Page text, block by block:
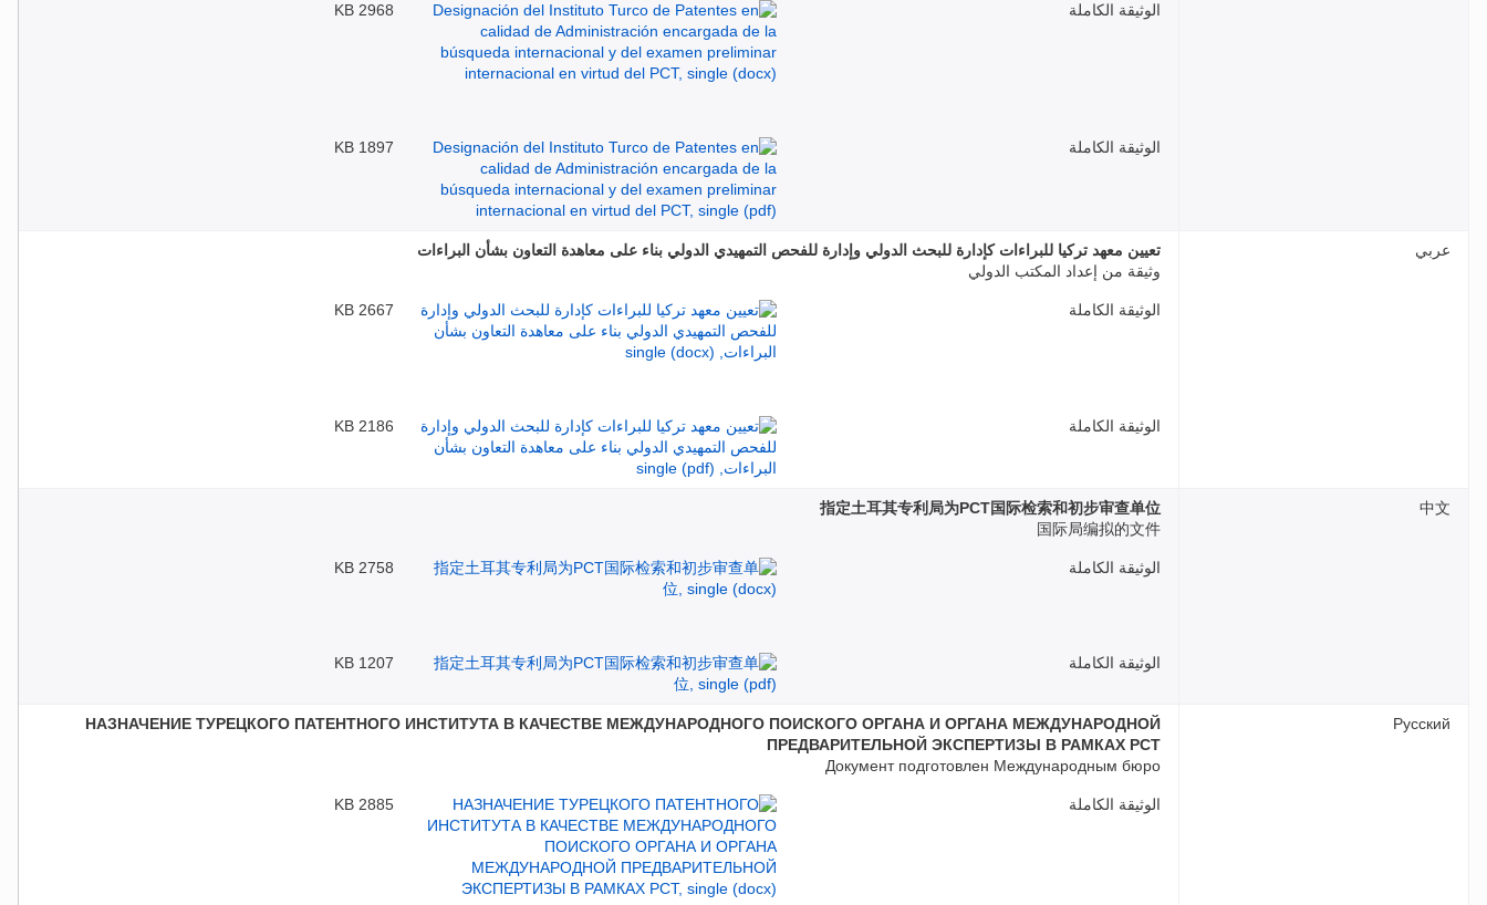
الوثيقة الكاملة 2968 KB
الوثيقة الكاملة 1897 KB
عربي
تعيين معهد تركيا للبراءات كإدارة للبحث الدولي وإدارة للفحص التمهيدي الدولي بناء على معاهدة التعاون بشأن البراءات
وثيقة من إعداد المكتب الدولي
الوثيقة الكاملة 2667 KB
الوثيقة الكاملة 2186 KB
中文
指定土耳其专利局为PCT国际检索和初步审查单位
国际局编拟的文件
الوثيقة الكاملة 2758 KB
الوثيقة الكاملة 1207 KB
Русский
НАЗНАЧЕНИЕ ТУРЕЦКОГО ПАТЕНТНОГО ИНСТИТУТА В КАЧЕСТВЕ МЕЖДУНАРОДНОГО ПОИСКОГО ОРГАНА И ОРГАНА МЕЖДУНАРОДНОЙ
ПРЕДВАРИТЕЛЬНОЙ ЭКСПЕРТИЗЫ В РАМКАХ PCT
Документ подготовлен Международным бюро
الوثيقة الكاملة 2885 KB